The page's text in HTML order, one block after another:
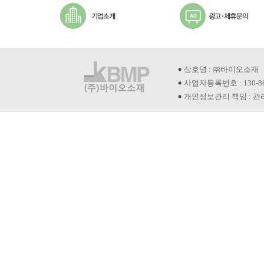
상호명 : ㈜바이오소재
사업자등록번호 : 130-
개인정보관리 책임 : 관